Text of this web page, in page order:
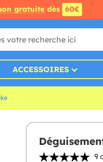
gratuite dès 60€
ACCESSOIRES
9